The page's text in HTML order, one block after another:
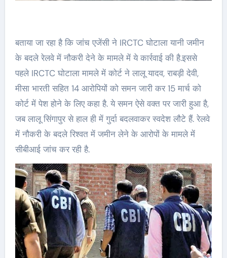
बताया जा रहा है कि जांच एजेंसी ने IRCTC घोटाला यानी जमीन
के बदले रेलवे में नौकरी देने के मामले में ये कार्रवाई की है.इससे
पहले IRCTC घोटाला मामले में कोर्ट ने लालू यादव, राबड़ी देवी,
मीसा भारती सहित 14 आरोपियों को समन जारी कर 15 मार्च को
कोर्ट में पेश होने के लिए कहा है. ये समन ऐसे वक्त पर जारी हुआ है,
जब लालू सिंगापुर से हाल ही में गुर्दा बदलवाकर स्वदेश लौटे हैं. रेलवे
में नौकरी के बदले रिश्वत में जमीन लेने के आरोपों के मामले में
सीबीआई जांच कर रही है.